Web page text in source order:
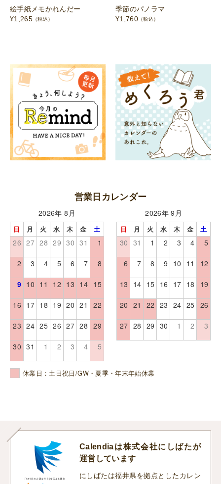
絵手紙メモかれんだー
¥1,265 （税込）
季節のパノラマ
¥1,760 （税込）
営業日カレンダー
2026年 8月
日 月 火 水 木 金 土
26 27 28 29 30 31 1
2 3 4 5 6 7 8
9 10 11 12 13 14 15
16 17 18 19 20 21 22
23 24 25 26 27 28 29
30 31 1 2 3 4 5
2026年 9月
日 月 火 水 木 金 土
30 31 1 2 3 4 5
6 7 8 9 10 11 12
13 14 15 16 17 18 19
20 21 22 23 24 25 26
27 28 29 30 1 2 3
休業日：土日祝日/GW・夏季・年末年始休業
Calendiaは株式会社にしばたが
運営しています
にしばたは福井県を拠点としたカレン